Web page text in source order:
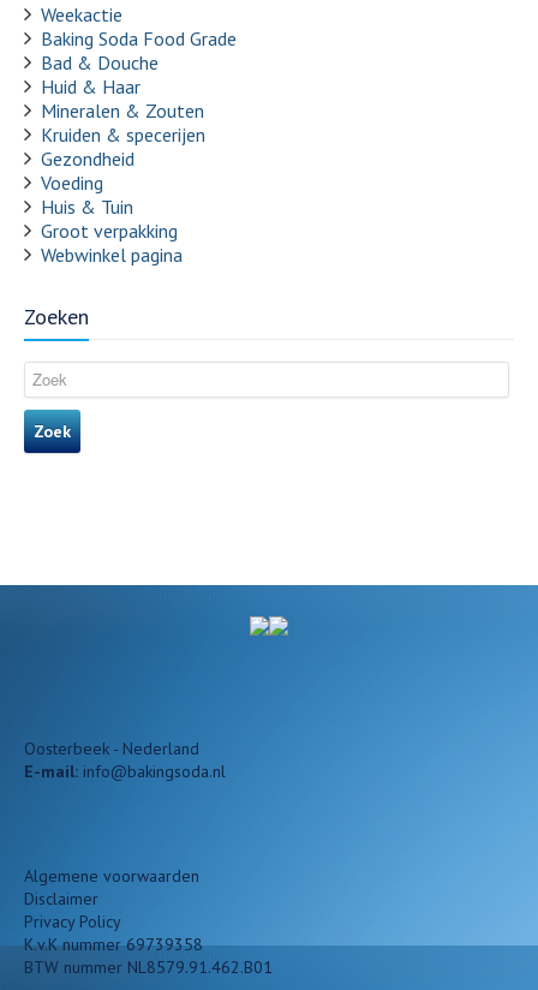
Weekactie
Baking Soda Food Grade
Bad & Douche
Huid & Haar
Mineralen & Zouten
Kruiden & specerijen
Gezondheid
Voeding
Huis & Tuin
Groot verpakking
Webwinkel pagina
Zoeken
Zoek
Oosterbeek - Nederland
E-mail: info@bakingsoda.nl
Algemene voorwaarden
Disclaimer
Privacy Policy
K.v.K nummer 69739358
BTW nummer NL8579.91.462.B01